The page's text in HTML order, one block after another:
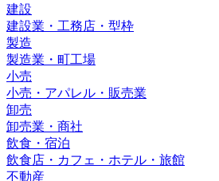
建設
建設業・工務店・型枠
製造
製造業・町工場
小売
小売・アパレル・販売業
卸売
卸売業・商社
飲食・宿泊
飲食店・カフェ・ホテル・旅館
不動産